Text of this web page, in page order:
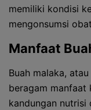
memiliki kondisi
mengonsumsi
Manfaat
Buah malaka, atau
beragam manfaat
kandungan nutrisi